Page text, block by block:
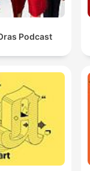
Podcast